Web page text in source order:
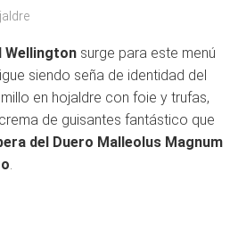
Wellington surge para este menú
siendo seña de identidad del
en hojaldre con foie y trufas,
de guisantes fantástico que
del Duero Malleolus Magnum
.